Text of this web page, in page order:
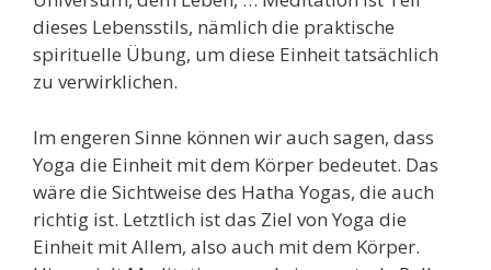
dieses Lebensstils, nämlich die praktische
spirituelle Übung, um diese Einheit tatsächlich
zu verwirklichen.
Im engeren Sinne können wir auch sagen, dass
Yoga die Einheit mit dem Körper bedeutet. Das
wäre die Sichtweise des Hatha Yogas, die auch
richtig ist. Letztlich ist das Ziel von Yoga die
Einheit mit Allem, also auch mit dem Körper.